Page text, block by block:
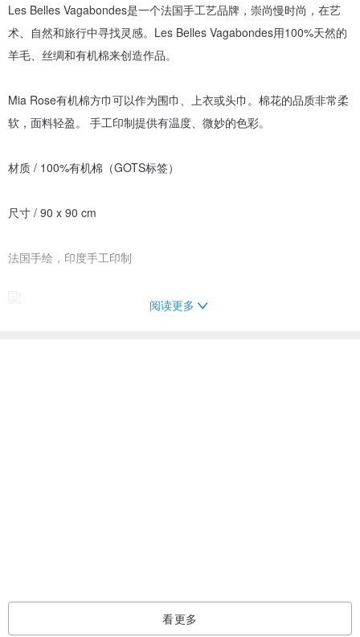
Les Belles Vagabondes是一个法国手工艺品牌，崇尚慢时尚，在艺
术、自然和旅行中寻找灵感。Les Belles Vagabondes用100%天然的
羊毛、丝绸和有机棉来创造作品。
Mia Rose有机棉方巾可以作为围巾、上衣或头巾。棉花的品质非常柔
软，面料轻盈。 手工印制提供有温度、微妙的色彩。
材质 / 100%有机棉（GOTS标签）
尺寸 / 90 x 90 cm
法国手绘，印度手工印制
阅读更多
看更多